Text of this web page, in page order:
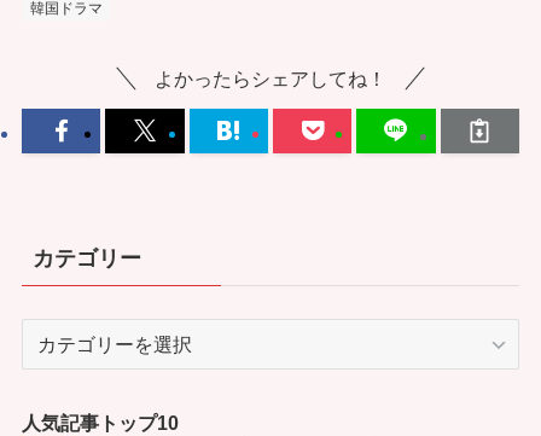
韓国ドラマ
よかったらシェアしてね！
カテゴリー
リ
人気記事トップ10